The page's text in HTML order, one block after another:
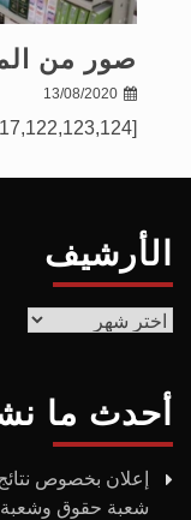
صور من
13/08/2020
[gallery ids="120,119,134,125,117,122,123,124"]
الأرشيف
الأرشيف
أحدث ما